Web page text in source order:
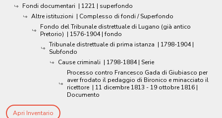
Fondi documentari | 1221 | superfondo
Altre istituzioni | Complesso di fondi / Superfondo
Fondo del Tribunale distrettuale di Lugano (già antico
Pretorio) | 1576-1904 | fondo
Tribunale distrettuale di prima istanza | 1798-1904 |
Subfondo
Cause criminali | 1798-1884 | Serie
Processo contro Francesco Gada di Giubiasco per
aver frodato il pedaggio di Bironico e minacciato il
ricettore | 11 dicembre 1813 - 19 ottobre 1816 |
Documento
Apri Inventario